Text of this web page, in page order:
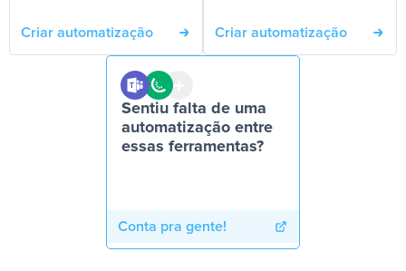
Criar automatização Criar automatização
Sentiu falta de uma
automatização entre
essas ferramentas?
Conta pra gente!